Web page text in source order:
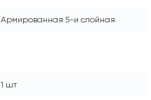
Армированная 5-и слойная
1 шт